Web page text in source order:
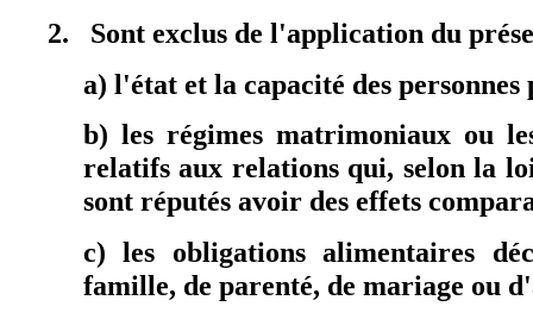
2. Sont exclus de l'application du
a) l'état et la capacité des personnes
b) les régimes matrimoniaux ou
relatifs aux relations qui, selon la
sont réputés avoir des effets
c) les obligations alimentaires
famille, de parenté, de mariage ou